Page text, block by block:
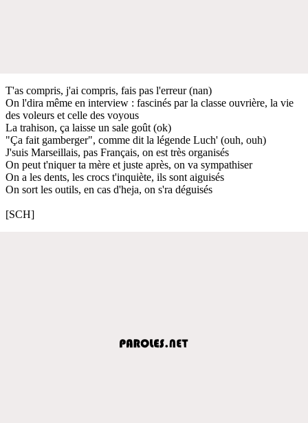
T'as compris, j'ai compris, fais pas l'erreur (nan)
On l'dira même en interview : fascinés par la classe ouvrière, la vie
des voleurs et celle des voyous
La trahison, ça laisse un sale goût (ok)
"Ça fait gamberger", comme dit la légende Luch' (ouh, ouh)
J'suis Marseillais, pas Français, on est très organisés
On peut t'niquer ta mère et juste après, on va sympathiser
On a les dents, les crocs t'inquiète, ils sont aiguisés
On sort les outils, en cas d'heja, on s'ra déguisés
[SCH]